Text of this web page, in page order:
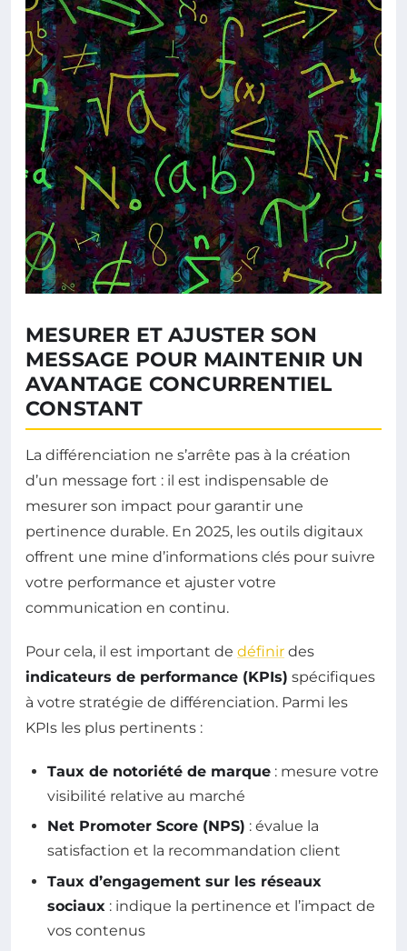
MESURER ET AJUSTER SON
MESSAGE POUR MAINTENIR UN
AVANTAGE CONCURRENTIEL
CONSTANT
La différenciation ne s’arrête pas à la création
d’un message fort : il est indispensable de
mesurer son impact pour garantir une
pertinence durable. En 2025, les outils digitaux
offrent une mine d’informations clés pour suivre
votre performance et ajuster votre
communication en continu.
Pour cela, il est important de définir des
indicateurs de performance (KPIs) spécifiques
à votre stratégie de différenciation. Parmi les
KPIs les plus pertinents :
Taux de notoriété de marque : mesure votre
visibilité relative au marché
Net Promoter Score (NPS) : évalue la
satisfaction et la recommandation client
Taux d’engagement sur les réseaux
sociaux : indique la pertinence et l’impact de
vos contenus